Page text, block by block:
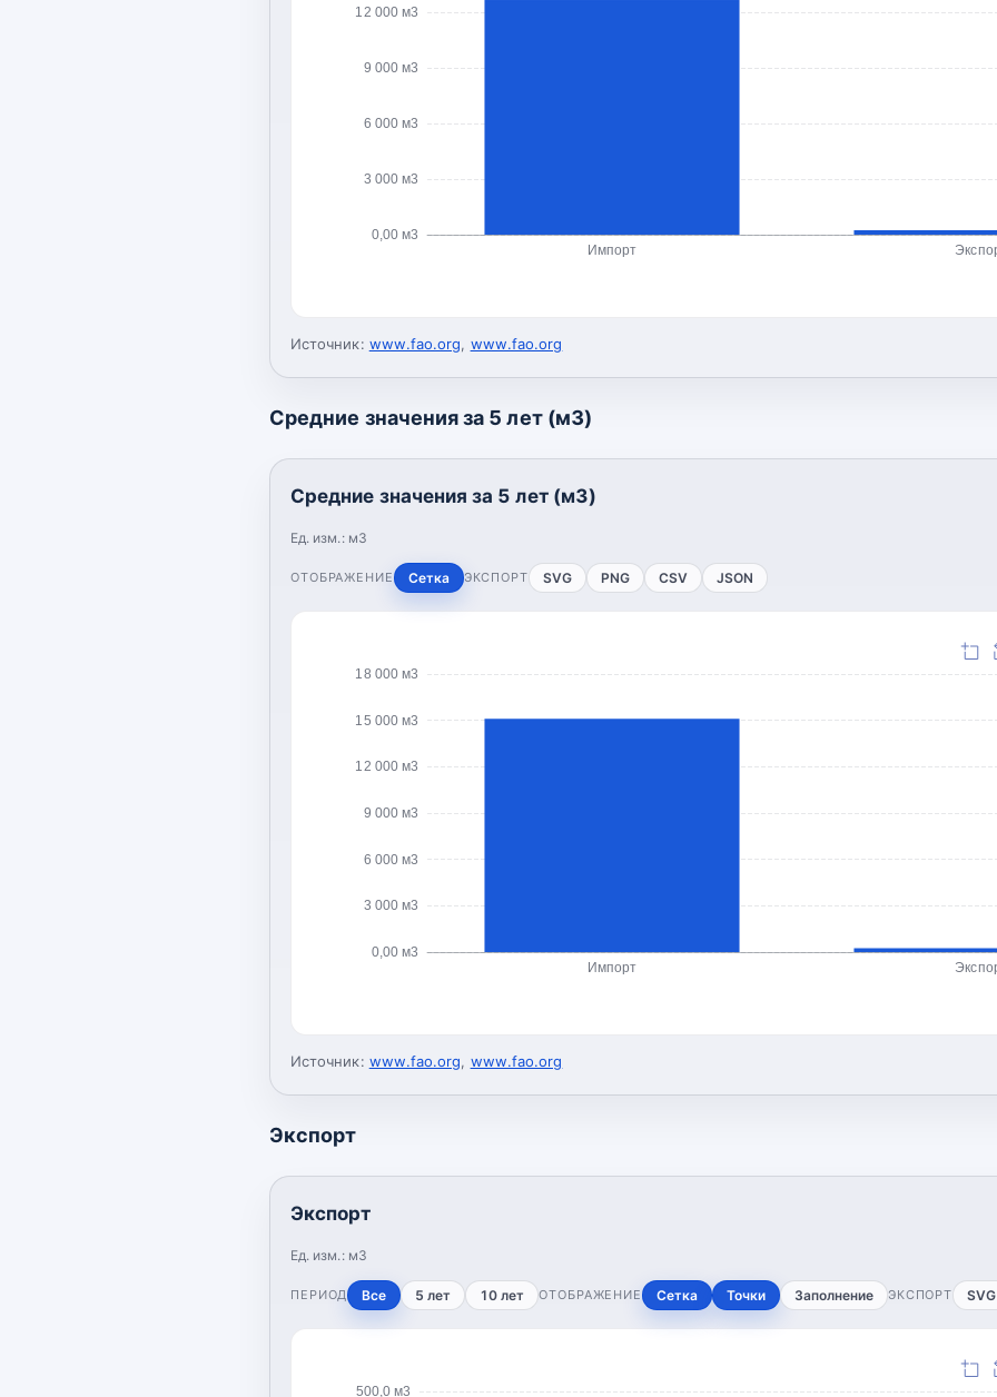
0,00 м3
3 000 м3
6 000 м3
9 000 м3
12 000 м3
Импорт
Источник: www.fao.org, www.fao.org
Средние значения за 5 лет (м3)
Средние значения за 5 лет (м3)
Ед. изм.: м3
ОТОБРАЖЕНИЕ Сетка ЭКСПОРТ SVG PNG CSV JSON
0,00 м3
3 000 м3
6 000 м3
9 000 м3
12 000 м3
15 000 м3
18 000 м3
Импорт
Источник: www.fao.org, www.fao.org
Экспорт
Экспорт
Ед. изм.: м3
ПЕРИОД Все 5 лет 10 лет ОТОБРАЖЕНИЕ Сетка Точки Заполнение ЭКСПОРТ SVG
500,0 м3